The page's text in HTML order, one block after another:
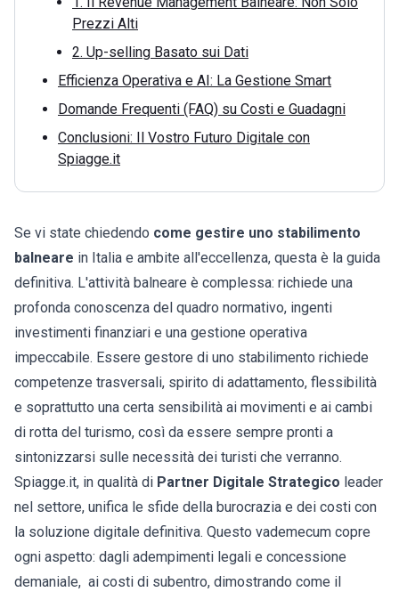
Prezzi Alti
2. Up-selling Basato sui Dati
Efficienza Operativa e AI: La Gestione Smart
Domande Frequenti (FAQ) su Costi e Guadagni
Conclusioni: Il Vostro Futuro Digitale con
Spiagge.it
Se vi state chiedendo come gestire uno stabilimento
balneare in Italia e ambite all'eccellenza, questa è la guida
definitiva. L'attività balneare è complessa: richiede una
profonda conoscenza del quadro normativo, ingenti
investimenti finanziari e una gestione operativa
impeccabile. Essere gestore di uno stabilimento richiede
competenze trasversali, spirito di adattamento, flessibilità
e soprattutto una certa sensibilità ai movimenti e ai cambi
di rotta del turismo, così da essere sempre pronti a
sintonizzarsi sulle necessità dei turisti che verranno.
Spiagge.it, in qualità di Partner Digitale Strategico leader
nel settore, unifica le sfide della burocrazia e dei costi con
la soluzione digitale definitiva. Questo vademecum copre
ogni aspetto: dagli adempimenti legali e concessione
demaniale, ai costi di subentro, dimostrando come il